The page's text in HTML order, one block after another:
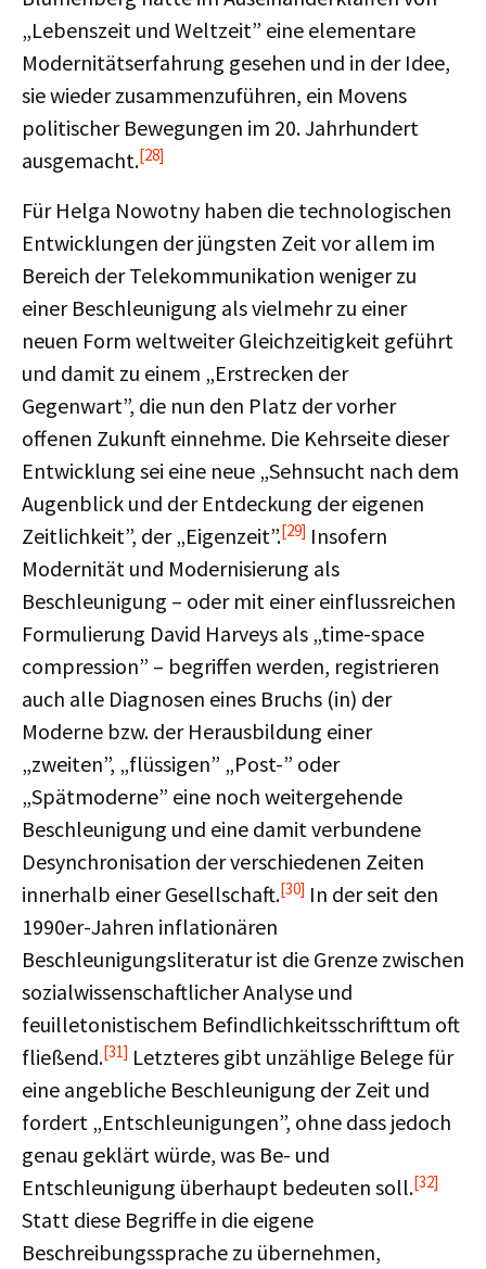
„Lebenszeit und Weltzeit” eine elementare
Modernitätserfahrung gesehen und in der Idee,
sie wieder zusammenzuführen, ein Movens
politischer Bewegungen im 20. Jahrhundert
ausgemacht.[28]
Für Helga Nowotny haben die technologischen
Entwicklungen der jüngsten Zeit vor allem im
Bereich der Telekommunikation weniger zu
einer Beschleunigung als vielmehr zu einer
neuen Form weltweiter Gleichzeitigkeit geführt
und damit zu einem „Erstrecken der
Gegenwart”, die nun den Platz der vorher
offenen Zukunft einnehme. Die Kehrseite dieser
Entwicklung sei eine neue „Sehnsucht nach dem
Augenblick und der Entdeckung der eigenen
Zeitlichkeit”, der „Eigenzeit”.[29] Insofern
Modernität und Modernisierung als
Beschleunigung – oder mit einer einflussreichen
Formulierung David Harveys als „time-space
compression” – begriffen werden, registrieren
auch alle Diagnosen eines Bruchs (in) der
Moderne bzw. der Herausbildung einer
„zweiten”, „flüssigen” „Post-” oder
„Spätmoderne” eine noch weitergehende
Beschleunigung und eine damit verbundene
Desynchronisation der verschiedenen Zeiten
innerhalb einer Gesellschaft.[30] In der seit den
1990er-Jahren inflationären
Beschleunigungsliteratur ist die Grenze zwischen
sozialwissenschaftlicher Analyse und
feuilletonistischem Befindlichkeitsschrifttum oft
fließend.[31] Letzteres gibt unzählige Belege für
eine angebliche Beschleunigung der Zeit und
fordert „Entschleunigungen”, ohne dass jedoch
genau geklärt würde, was Be- und
Entschleunigung überhaupt bedeuten soll.[32]
Statt diese Begriffe in die eigene
Beschreibungssprache zu übernehmen,